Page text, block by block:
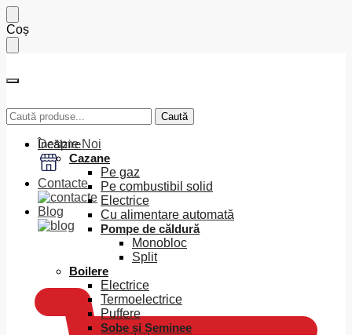
Skip
to
navigation
Skip
to
content
Coș
Caută
după:
Caută
Despre Noi
Contacte
Blog
Caută
după:
Caută
Încălzire
Cazane
Pe gaz
Pe combustibil solid
Electrice
Cu alimentare automată
Pompe de căldură
Monobloc
Split
Boilere
Electrice
Termoelectrice
Puffere
Sobe și Șeminee